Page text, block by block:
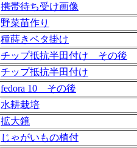
携帯待ち受け画像
野菜苗作り
種蒔きベタ掛け
チップ抵抗半田付け その後
チップ抵抗半田付け
fedora 10 その後
水耕栽培
拡大鏡
じゃがいもの植付